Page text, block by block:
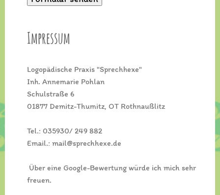
Impressum
Logopädische Praxis "Sprechhexe"
Inh. Annemarie Pohlan
Schulstraße 6
01877 Demitz-Thumitz, OT Rothnaußlitz
Tel.: 035930/ 249 882
Email.: mail@sprechhexe.de
Über eine Google-Bewertung würde ich mich sehr
freuen.